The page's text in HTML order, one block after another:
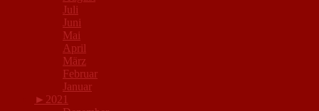
Juli
Juni
Mai
April
März
Februar
Januar
► 2021